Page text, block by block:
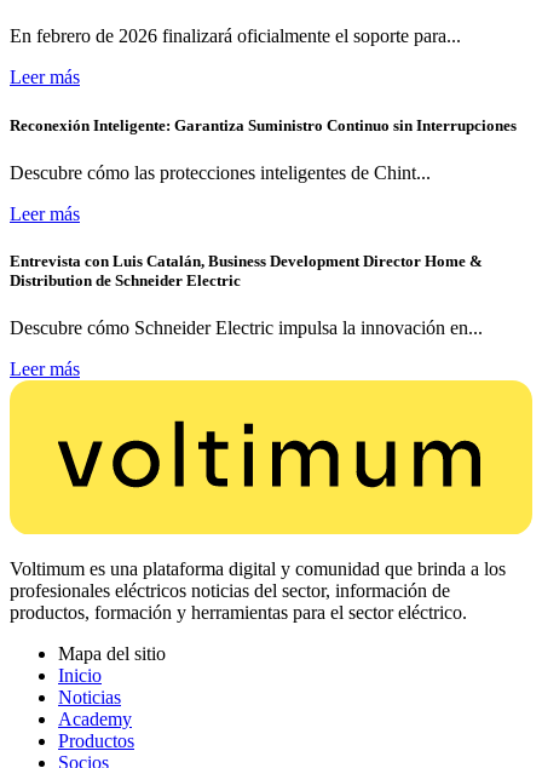
En febrero de 2026 finalizará oficialmente el soporte para...
Leer más
Reconexión Inteligente: Garantiza Suministro Continuo sin Interrupciones
Descubre cómo las protecciones inteligentes de Chint...
Leer más
Entrevista con Luis Catalán, Business Development Director Home &
Distribution de Schneider Electric
Descubre cómo Schneider Electric impulsa la innovación en...
Leer más
Voltimum es una plataforma digital y comunidad que brinda a los
profesionales eléctricos noticias del sector, información de
productos, formación y herramientas para el sector eléctrico.
Mapa del sitio
Inicio
Noticias
Academy
Productos
Socios